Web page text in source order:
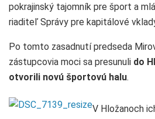
pokrajinský tajomník pre šport a
riaditeľ Správy pre kapitálové
Po tomto zasadnutí predseda
zástupcovia moci sa presunuli do
otvorili novú športovú halu.
V Hložanoch